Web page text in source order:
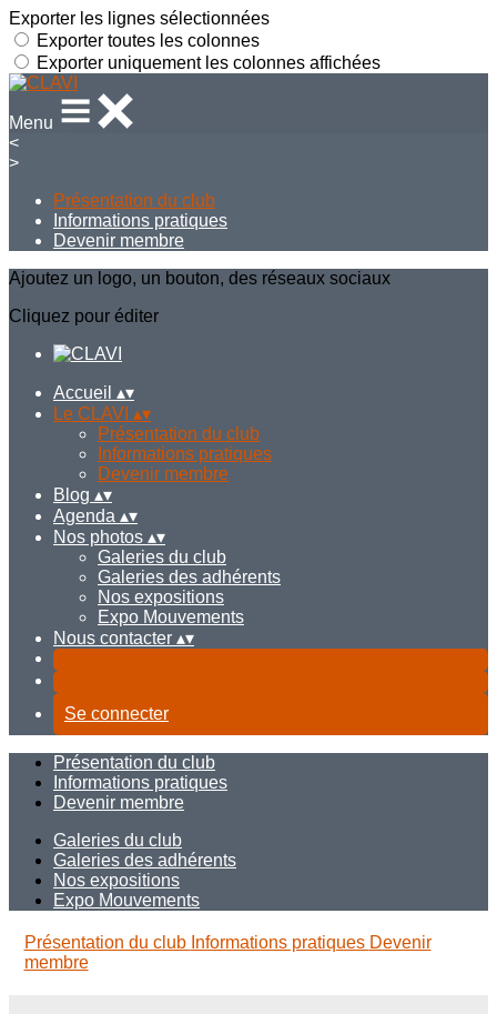
Exporter les lignes sélectionnées
Exporter toutes les colonnes
Exporter uniquement les colonnes affichées
Menu
<
>
Présentation du club
Informations pratiques
Devenir membre
Ajoutez un logo, un bouton, des réseaux sociaux
Cliquez pour éditer
Accueil ▴▾
Le CLAVI ▴▾
Présentation du club
Informations pratiques
Devenir membre
Blog ▴▾
Agenda ▴▾
Nos photos ▴▾
Galeries du club
Galeries des adhérents
Nos expositions
Expo Mouvements
Nous contacter ▴▾
Se connecter
Présentation du club
Informations pratiques
Devenir membre
Galeries du club
Galeries des adhérents
Nos expositions
Expo Mouvements
Présentation du club Informations pratiques Devenir
membre